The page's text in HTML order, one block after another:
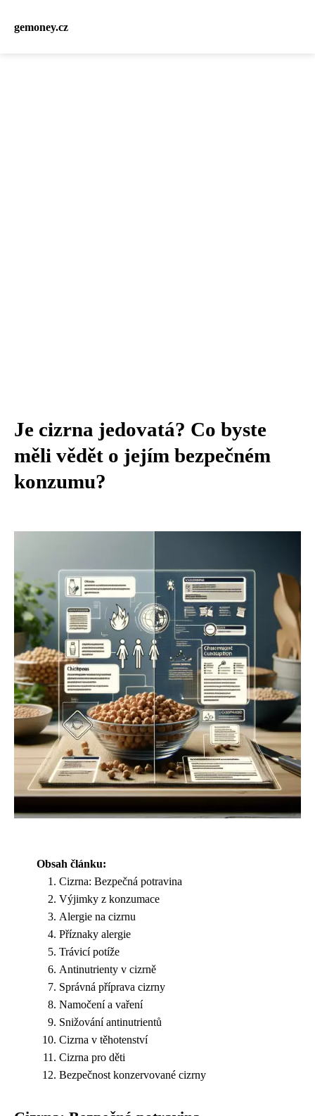
gemoney.cz
Je cizrna jedovatá? Co byste
měli vědět o jejím bezpečném
konzumu?
Obsah článku:
Cizrna: Bezpečná potravina
Výjimky z konzumace
Alergie na cizrnu
Příznaky alergie
Trávicí potíže
Antinutrienty v cizrně
Správná příprava cizrny
Namočení a vaření
Snižování antinutrientů
Cizrna v těhotenství
Cizrna pro děti
Bezpečnost konzervované cizrny